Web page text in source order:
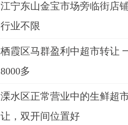
江宁东山金宝市场旁临街店
行业不限
栖霞区马群盈利中超市转让
8000多
溧水区正常营业中的生鲜超
让，双开间位置好